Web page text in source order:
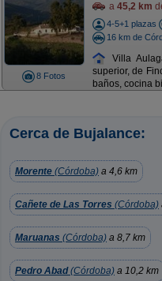
8 Fotos
a 45,2 km
4-5+1 plazas
16 km de
Villa
superior, de
baños, cocina
Cerca de Bujalance:
Morente (Córdoba) a 4,6 km
Cañete de Las Torres (Córdoba)
Maruanas (Córdoba) a 8,7 km
Pedro Abad(Córdoba) a 10,2 km